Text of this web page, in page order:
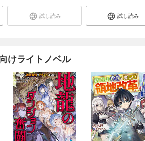
試し読み 試し読み
けライトノベル